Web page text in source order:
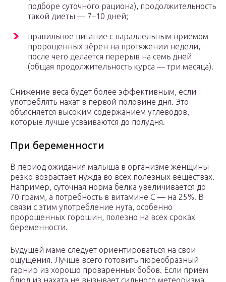
подборе суточного рациона), продолжительность
такой диеты — 7–10 дней;
правильное питание с параллельным приёмом
пророщенных зёрен на протяжении недели,
после чего делается перерыв на семь дней
(общая продолжительность курса — три месяца).
Снижение веса будет более эффективным, если
употреблять нахат в первой половине дня. Это
объясняется высоким содержанием углеводов,
которые лучше усваиваются до полудня.
При беременности
В период ожидания малыша в организме женщины
резко возрастает нужда во всех полезных веществах.
Например, суточная норма белка увеличивается до
70 грамм, а потребность в витамине С — на 25%. В
связи с этим употребление нута, особенно
пророщенных горошин, полезно на всех сроках
беременности.
Будущей маме следует ориентироваться на свои
ощущения. Лучше всего готовить пюреобразный
гарнир из хорошо проваренных бобов. Если приём
блюд из нахата не вызывает сильного метеоризма,